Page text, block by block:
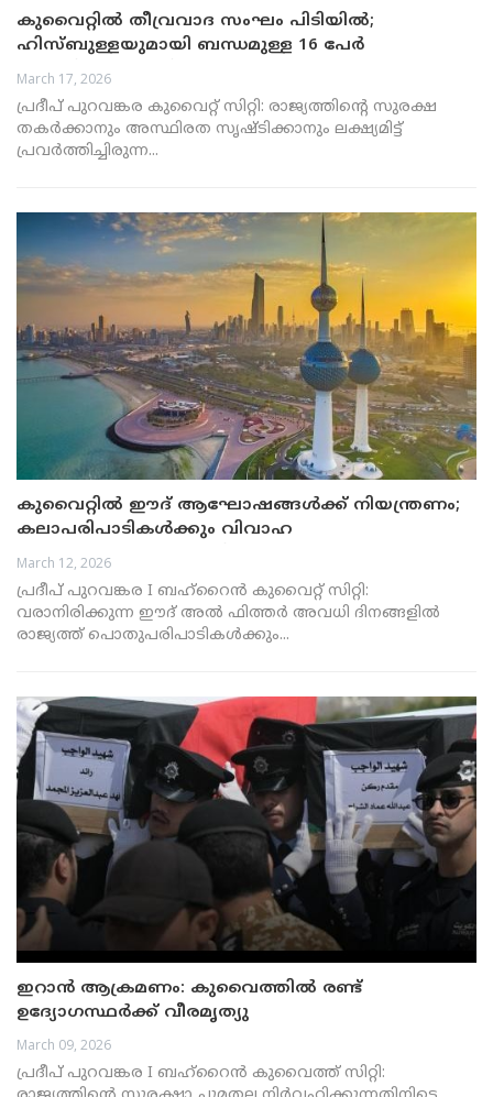
കുവൈറ്റിൽ തീവ്രവാദ സംഘം പിടിയിൽ;
ഹിസ്ബുള്ളയുമായി ബന്ധമുള്ള 16 പേർ
അറസ്റ്റിലായതായി ആഭ്യന്തര മന്ത്രാലയം
March 17, 2026
പ്രദീപ് പുറവങ്കര കുവൈറ്റ് സിറ്റി: രാജ്യത്തിൻ്റെ സുരക്ഷ
തകർക്കാനും അസ്ഥിരത സൃഷ്ടിക്കാനും ലക്ഷ്യമിട്ട്
പ്രവർത്തിച്ചിരുന്ന...
കുവൈറ്റിൽ ഈദ് ആഘോഷങ്ങൾക്ക് നിയന്ത്രണം;
കലാപരിപാടികൾക്കും വിവാഹ
ആഘോഷങ്ങൾക്കും വിലക്ക്
March 12, 2026
പ്രദീപ് പുറവങ്കര I ബഹ്റൈൻ കുവൈറ്റ് സിറ്റി:
വരാനിരിക്കുന്ന ഈദ് അൽ ഫിത്തർ അവധി ദിനങ്ങളിൽ
രാജ്യത്ത് പൊതുപരിപാടികൾക്കും...
ഇറാൻ ആക്രമണം: കുവൈത്തിൽ രണ്ട്
ഉദ്യോഗസ്ഥർക്ക് വീരമൃത്യു
March 09, 2026
പ്രദീപ് പുറവങ്കര I ബഹ്റൈൻ കുവൈത്ത് സിറ്റി: